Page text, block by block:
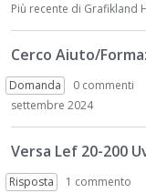
Più recente di Grafikland
Cerco Aiuto/
Domanda 0 commenti
settembre 2024
Versa Lef 20-200
Risposta 1 commento